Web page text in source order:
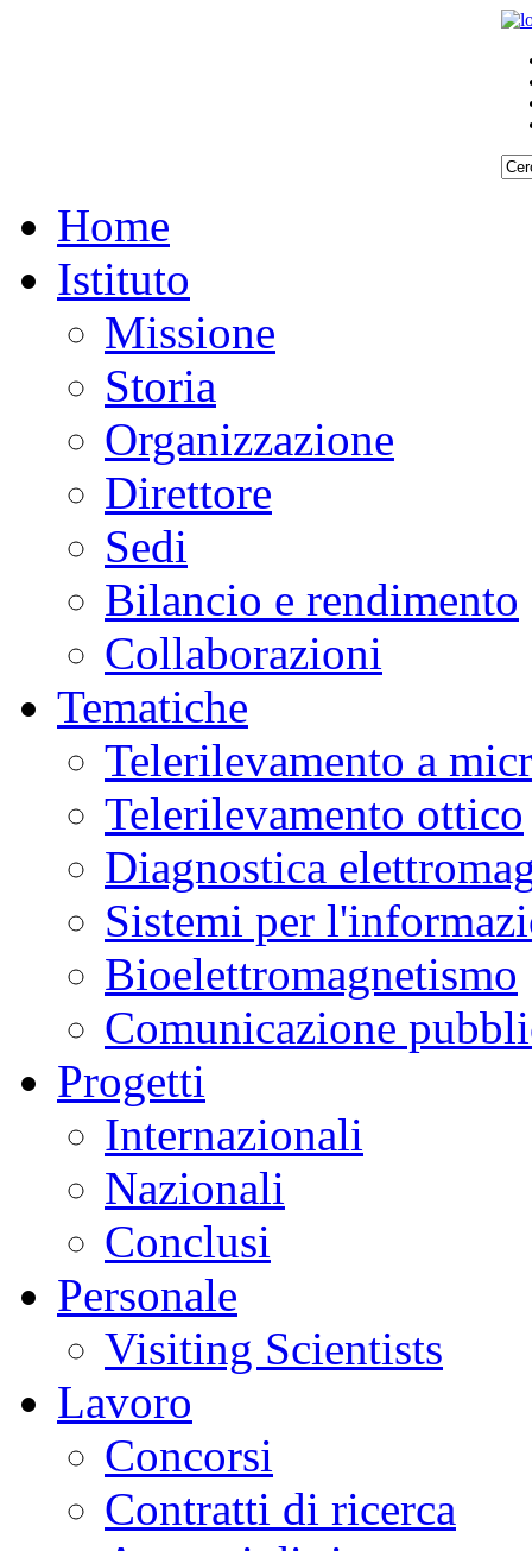
Home
Istituto
Missione
Storia
Organizzazione
Direttore
Sedi
Bilancio e rendimento
Collaborazioni
Tematiche
Telerilevamento a
Telerilevamento ottico
Diagnostica
Sistemi per
Bioelettromagnetismo
Comunicazione
Progetti
Internazionali
Nazionali
Conclusi
Personale
Visiting Scientists
Lavoro
Concorsi
Contratti di ricerca